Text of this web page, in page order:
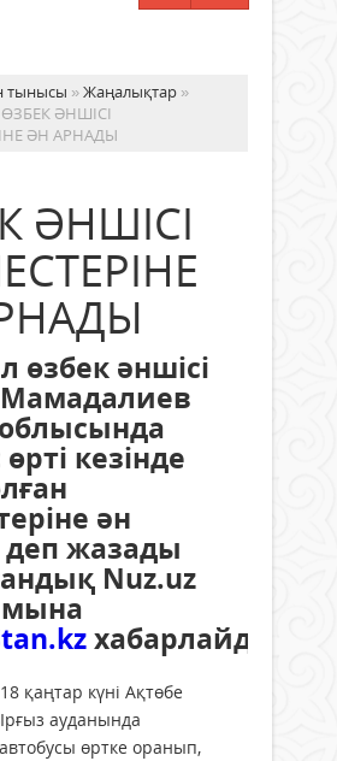
тынысы »Жаңалықтар »
ӨЗБЕК ӘНШІСІ
ӘН АРНАДЫ
ӘНШІСІ
өзбек әншісі
кезінде
ән
жазады
Nuz.uz
хабарлайды.
қаңтар күні Ақтөбе
ауданында
өртке оранып,